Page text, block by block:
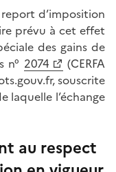
d’imposition
prévu à cet effet
des gains de
n° 2074
(CERFA
souscrite
laquelle l’échange
au respect